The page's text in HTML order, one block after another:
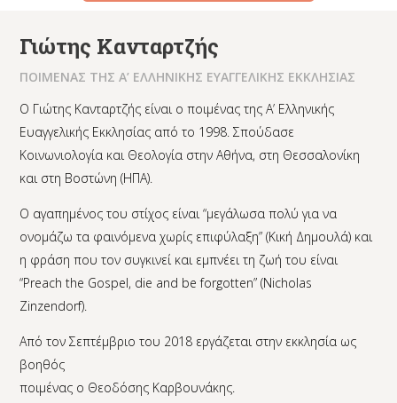
Γιώτης Κανταρτζής
ΠΟΙΜΕΝΑΣ ΤΗΣ Α’ ΕΛΛΗΝΙΚΗΣ ΕΥΑΓΓΕΛΙΚΗΣ ΕΚΚΛΗΣΙΑΣ
Ο Γιώτης Κανταρτζής είναι ο ποιμένας της Α’ Ελληνικής
Ευαγγελικής Εκκλησίας από το 1998. Σπούδασε
Κοινωνιολογία και Θεολογία στην Αθήνα, στη Θεσσαλονίκη
και στη Βοστώνη (ΗΠΑ).
Ο αγαπημένος του στίχος είναι “μεγάλωσα πολύ για να
ονομάζω τα φαινόμενα χωρίς επιφύλαξη” (Κική Δημουλά) και
η φράση που τον συγκινεί και εμπνέει τη ζωή του είναι
“Preach the Gospel, die and be forgotten” (Nicholas
Zinzendorf).
Από τον Σεπτέμβριο του 2018 εργάζεται στην εκκλησία ως
βοηθός
ποιμένας ο Θεοδόσης Καρβουνάκης.